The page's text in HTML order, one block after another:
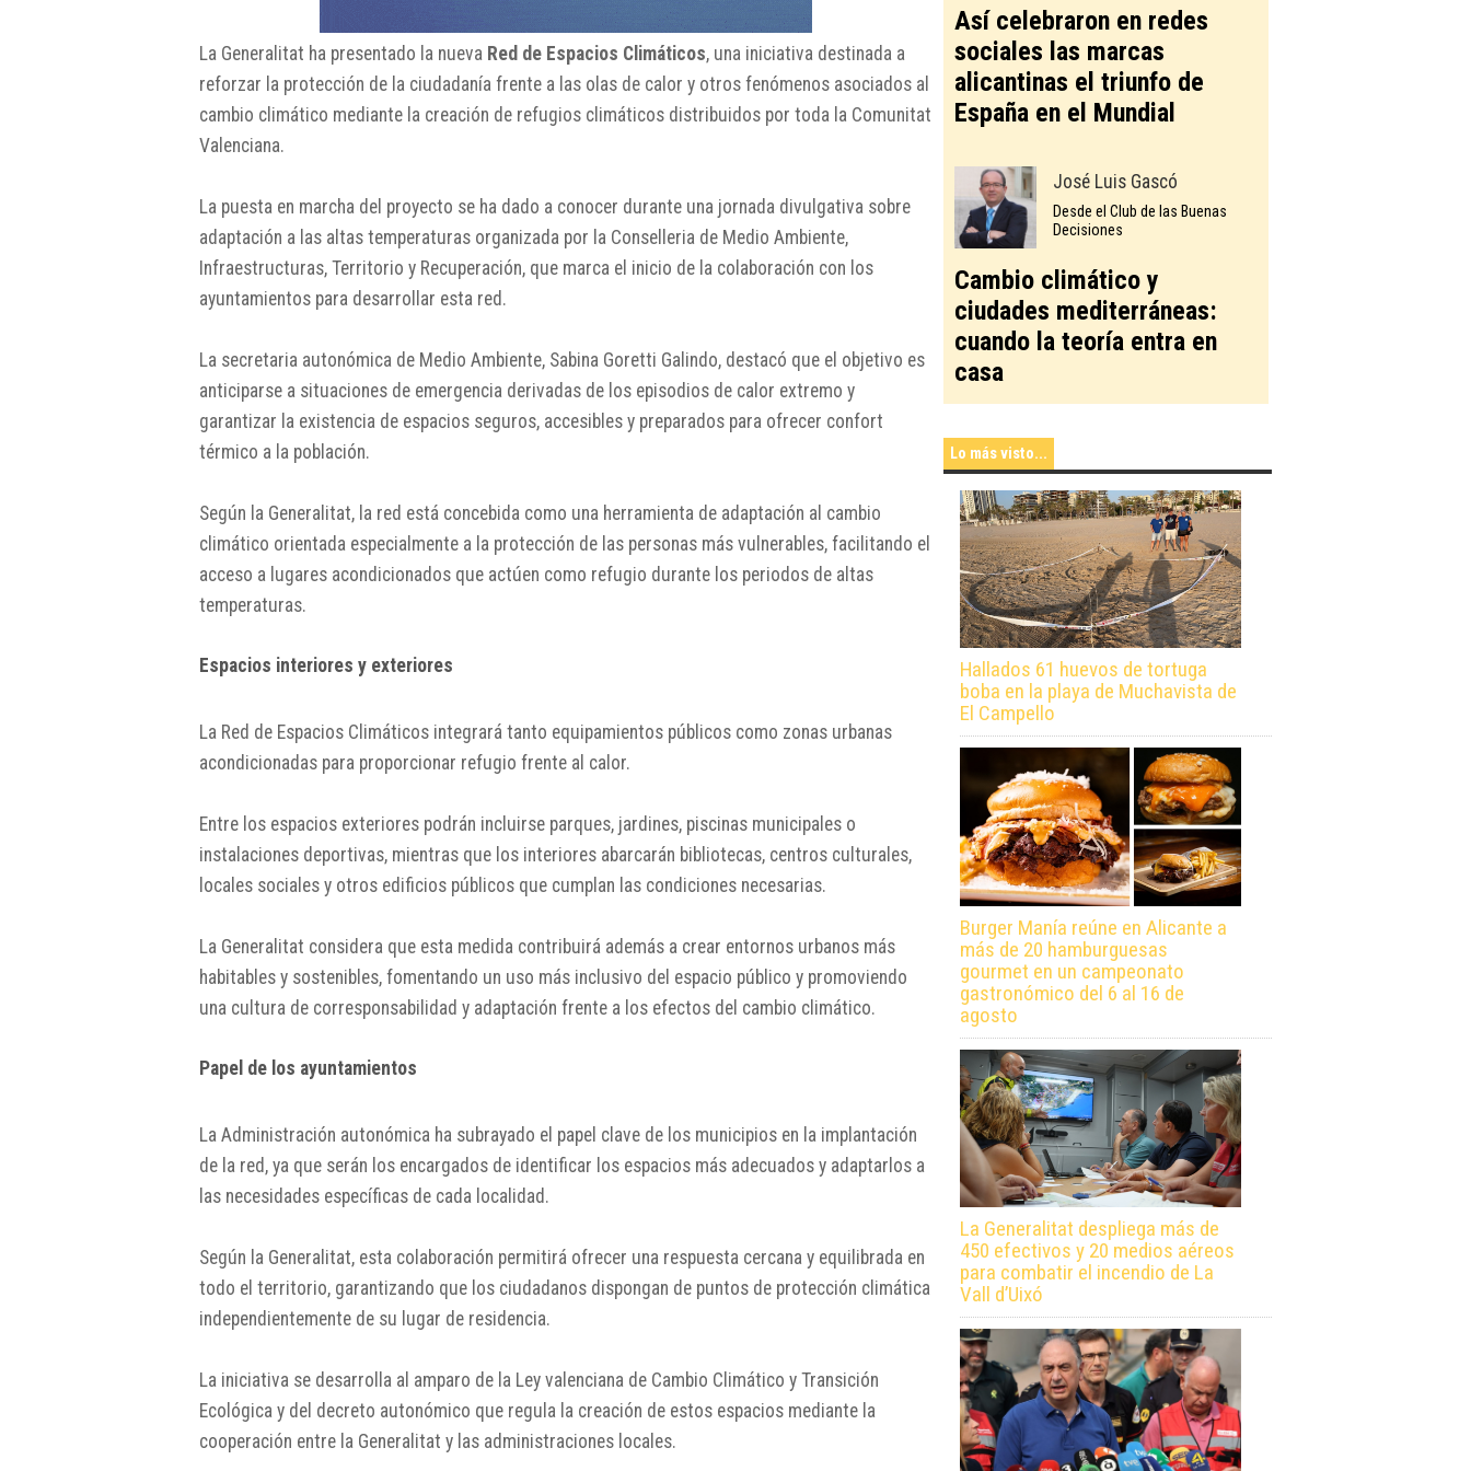
La Generalitat ha presentado la nueva Red de Espacios Climáticos, una iniciativa destinada a
reforzar la protección de la ciudadanía frente a las olas de calor y otros fenómenos asociados al
cambio climático mediante la creación de refugios climáticos distribuidos por toda la Comunitat
Valenciana.
La puesta en marcha del proyecto se ha dado a conocer durante una jornada divulgativa sobre
adaptación a las altas temperaturas organizada por la Conselleria de Medio Ambiente,
Infraestructuras, Territorio y Recuperación, que marca el inicio de la colaboración con los
ayuntamientos para desarrollar esta red.
La secretaria autonómica de Medio Ambiente, Sabina Goretti Galindo, destacó que el objetivo es
anticiparse a situaciones de emergencia derivadas de los episodios de calor extremo y
garantizar la existencia de espacios seguros, accesibles y preparados para ofrecer confort
térmico a la población.
Según la Generalitat, la red está concebida como una herramienta de adaptación al cambio
climático orientada especialmente a la protección de las personas más vulnerables, facilitando el
acceso a lugares acondicionados que actúen como refugio durante los periodos de altas
temperaturas.
Espacios interiores y exteriores
La Red de Espacios Climáticos integrará tanto equipamientos públicos como zonas urbanas
acondicionadas para proporcionar refugio frente al calor.
Entre los espacios exteriores podrán incluirse parques, jardines, piscinas municipales o
instalaciones deportivas, mientras que los interiores abarcarán bibliotecas, centros culturales,
locales sociales y otros edificios públicos que cumplan las condiciones necesarias.
La Generalitat considera que esta medida contribuirá además a crear entornos urbanos más
habitables y sostenibles, fomentando un uso más inclusivo del espacio público y promoviendo
una cultura de corresponsabilidad y adaptación frente a los efectos del cambio climático.
Papel de los ayuntamientos
La Administración autonómica ha subrayado el papel clave de los municipios en la implantación
de la red, ya que serán los encargados de identificar los espacios más adecuados y adaptarlos a
las necesidades específicas de cada localidad.
Según la Generalitat, esta colaboración permitirá ofrecer una respuesta cercana y equilibrada en
todo el territorio, garantizando que los ciudadanos dispongan de puntos de protección climática
independientemente de su lugar de residencia.
La iniciativa se desarrolla al amparo de la Ley valenciana de Cambio Climático y Transición
Ecológica y del decreto autonómico que regula la creación de estos espacios mediante la
cooperación entre la Generalitat y las administraciones locales.
Así celebraron en redes
sociales las marcas
alicantinas el triunfo de
España en el Mundial
José Luis Gascó
Desde el Club de las Buenas
Decisiones
Cambio climático y
ciudades mediterráneas:
cuando la teoría entra en
casa
Lo más visto...
Hallados 61 huevos de tortuga
boba en la playa de Muchavista de
El Campello
Burger Manía reúne en Alicante a
más de 20 hamburguesas
gourmet en un campeonato
gastronómico del 6 al 16 de
agosto
La Generalitat despliega más de
450 efectivos y 20 medios aéreos
para combatir el incendio de La
Vall d’Uixó